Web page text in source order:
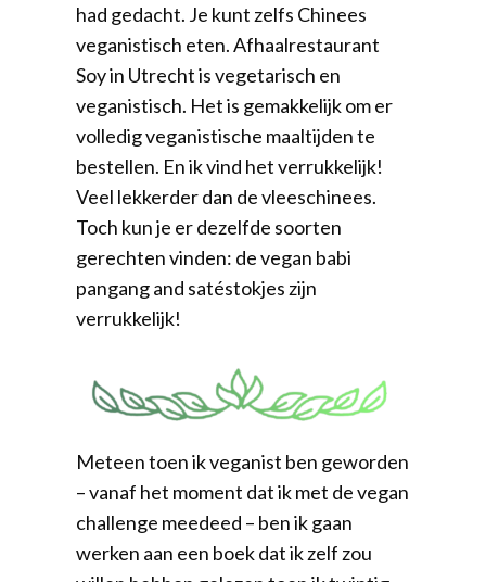
had gedacht. Je kunt zelfs Chinees
veganistisch eten. Afhaalrestaurant
Soy in Utrecht is vegetarisch en
veganistisch. Het is gemakkelijk om er
volledig veganistische maaltijden te
bestellen. En ik vind het verrukkelijk!
Veel lekkerder dan de vleeschinees.
Toch kun je er dezelfde soorten
gerechten vinden: de vegan babi
pangang and satéstokjes zijn
verrukkelijk!
Meteen toen ik veganist ben geworden
– vanaf het moment dat ik met de vegan
challenge meedeed – ben ik gaan
werken aan een boek dat ik zelf zou